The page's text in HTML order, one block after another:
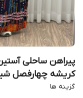
کریشه چهارفصل
گزینه ها